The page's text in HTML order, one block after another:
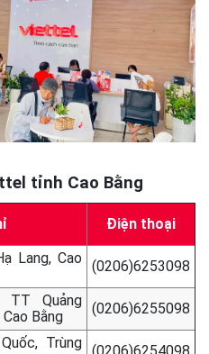
tỉnh Cao Bằng
Điện thoại
Lang, Cao
(0206)6253098
TT Quảng
Cao Bằng
(0206)6255098
Trùng